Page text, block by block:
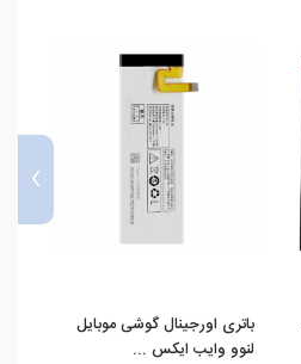
باتری اورجینال گوشی موبایل
لنوو وایب ایکس ...
›